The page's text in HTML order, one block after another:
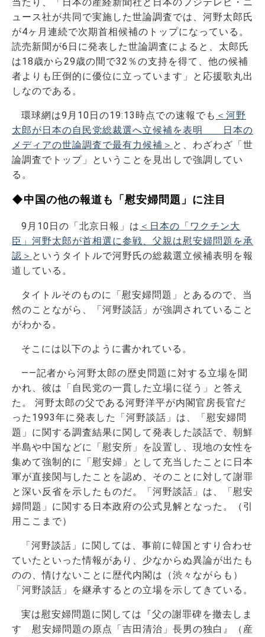
ュース社が共同で実施した世論調査では、河野太郎氏
が4ヶ月連続で次期首相候補のトップになっている。
読売新聞が6日に発表した世論調査によると、太郎氏
は18歳から29歳の間で32％の支持を得て、他の候補
者よりも圧倒的に優位に立っています」と応援歌丸出
しなのである。
環球網は9月10日の19:13時点での速報でも ＜河野
太郎が日本の自民党総裁選へ立候補を表明 日本の
メディアの世論調査で最有力候補＞ と、わざわざ「世
論調査でトップ」ということを見出しで強調してい
る。
◆中国の他の報道も「慰安婦問題」に注目
9月10日の「北京日報」は ＜日本の「ワクチン大
臣」河野太郎が首相選に参戦、父親は慰安婦問題を承
認＞ というタイトルで河野氏の総裁選立候補表明を報
道している。
タイトルそのものに「慰安婦問題」とあるので、当
然のことながら、「河野談話」が強調されていること
がわかる。
そこには以下のように書かれている。
――記者から河野太郎の歴史問題に対する立場を聞
かれ、彼は「自民党の一貫した立場に従う」と答え
た。 河野太郎の父である河野洋平が内閣官房長官だ
った1993年に発表した「河野談話」は、「慰安婦問
題」に関する調査結果に関して発表した談話で、朝鮮
半島や中国などに「慰安所」を設置し、現地の女性を
集めて強制的に「慰安婦」として充当したことに日本
軍が直接関与したことを認め、そのことに対して謝罪
と深い反省を示したものだ。「河野談話」は、「慰安
婦問題」に関する日本政府の公式見解となった。（引
用ここまで）
「河野談話」に関しては、事前に韓国とすり合わせ
ていたといった情報があり、少なからぬ異論が出たも
のの、情けないことに歴代内閣は（渋々ながらも）
「河野談話」を継承するとの立場を示してきている。
実は慰安婦問題に関しては『父の謝罪碑を撤去しま
す 慰安婦問題の原点「吉田清治」長男の独白』（産